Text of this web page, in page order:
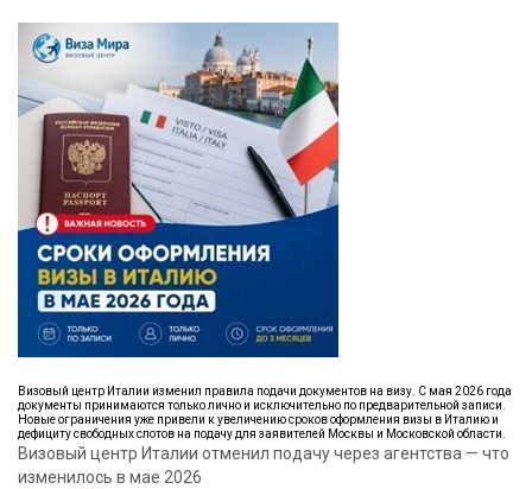
Визовый центр Италии изменил правила подачи документов на визу. С мая 2026 года
документы принимаются только лично и исключительно по предварительной записи.
Новые ограничения уже привели к увеличению сроков оформления визы в Италию и
дефициту свободных слотов на подачу для заявителей Москвы и Московской области.
Визовый центр Италии отменил подачу через агентства — что
изменилось в мае 2026